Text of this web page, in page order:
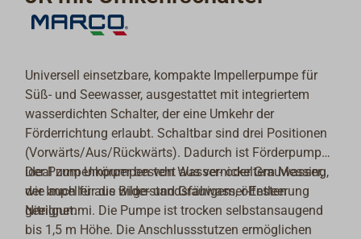
Universell einsetzbare, kompakte Impellerpumpe für
Süß- und Seewasser, ausgestattet mit integriertem
wasserdichten Schalter, der eine Umkehr der
Förderrichtung erlaubt. Schaltbar sind drei Positionen
(Vorwärts/Aus/Rückwärts). Dadurch ist Förderpumpe
ideal zum Umpumpen von Wasser- oder Grauwasser,
wie auch für die Bilge- und Grauwasser-Entleerung
geeignet.
Der Pumpenkörper besteht aus vernickeltem Messing,
der Impeller aus widerstandsfähigem, ölfesten
Nitrilgummi. Die Pumpe ist trocken selbstansaugend
bis 1,5 m Höhe. Die Anschlussstutzen ermöglichen